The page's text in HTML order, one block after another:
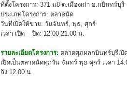
ที่ตั้งโครงการ: 371 ม8 ต.เมืองเก่า อ.กบินทร์บุ
ประเภทโครงการ: ตลาดนัด
วันที่เปิดให้ขาย: วันจันทร์, พุธ, ศุกร์
เวลา เปิด – ปิด: 12.00-21.00 น.
รายละเอียดโครงการ: ตลาดศุภผลกบินทร์บุรีเปิ
เปิดเป็นตลาดนัดทุกวัน จันทร์ พุธ ศุกร์ เวลา
ถึง 12.00 น.